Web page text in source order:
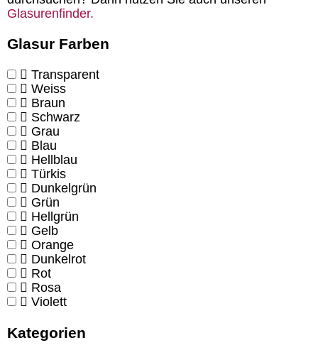
Glasurenfinder.
Glasur Farben
Transparent
Weiss
Braun
Schwarz
Grau
Blau
Hellblau
Türkis
Dunkelgrün
Grün
Hellgrün
Gelb
Orange
Dunkelrot
Rot
Rosa
Violett
Kategorien